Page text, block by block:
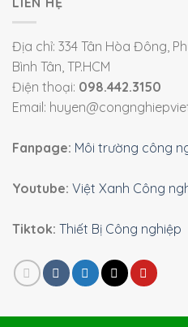
Địa chỉ: 334 Tân Hòa Đông,
Bình Tân, TP.HCM
Điện thoại: 098.442.3150
Email:
Fanpage: Môi trường công
Youtube: Việt Xanh Công
Tiktok: Thiết Bị Công nghiệp